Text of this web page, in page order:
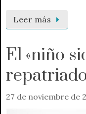
Leer más
El «niño
27 de noviembre de